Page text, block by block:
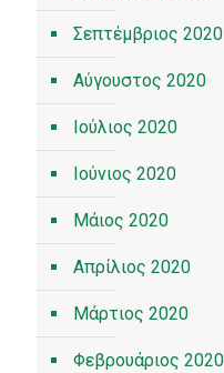
Σεπτέμβριος 2020
Αύγουστος 2020
Ιούλιος 2020
Ιούνιος 2020
Μάιος 2020
Απρίλιος 2020
Μάρτιος 2020
Φεβρουάριος 2020